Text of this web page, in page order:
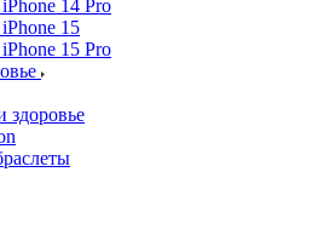
14 Pro
15
15 Pro
здоровье